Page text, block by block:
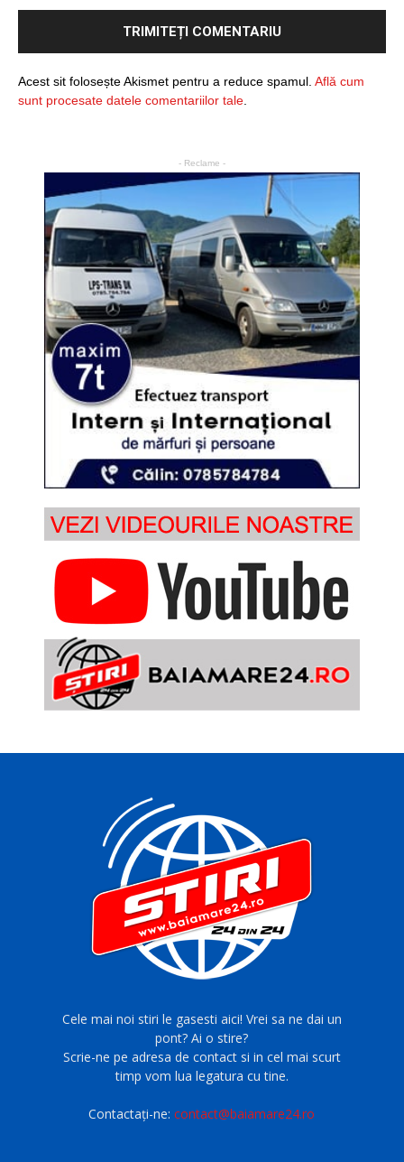
Acest sit folosește Akismet pentru a reduce spamul. Află cum
sunt procesate datele comentariilor tale.
- Reclame -
Cele mai noi stiri le gasesti aici! Vrei sa ne dai un
pont? Ai o stire?
Scrie-ne pe adresa de contact si in cel mai scurt
timp vom lua legatura cu tine.
Contactați-ne:contact@baiamare24.ro